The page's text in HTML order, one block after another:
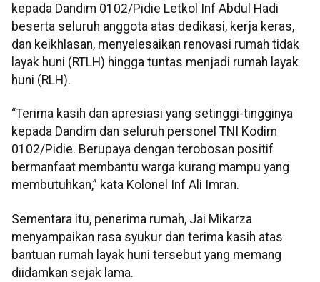
kepada Dandim 0102/Pidie Letkol Inf Abdul Hadi
beserta seluruh anggota atas dedikasi, kerja keras,
dan keikhlasan, menyelesaikan renovasi rumah tidak
layak huni (RTLH) hingga tuntas menjadi rumah layak
huni (RLH).
“Terima kasih dan apresiasi yang setinggi-tingginya
kepada Dandim dan seluruh personel TNI Kodim
0102/Pidie. Berupaya dengan terobosan positif
bermanfaat membantu warga kurang mampu yang
membutuhkan,” kata Kolonel Inf Ali Imran.
Sementara itu, penerima rumah, Jai Mikarza
menyampaikan rasa syukur dan terima kasih atas
bantuan rumah layak huni tersebut yang memang
diidamkan sejak lama.